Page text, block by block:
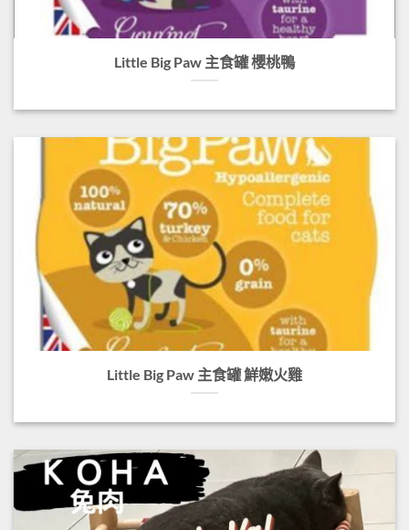
Little Big Paw 主食罐 櫻桃鴨
Little Big Paw 主食罐 鮮嫩火雞